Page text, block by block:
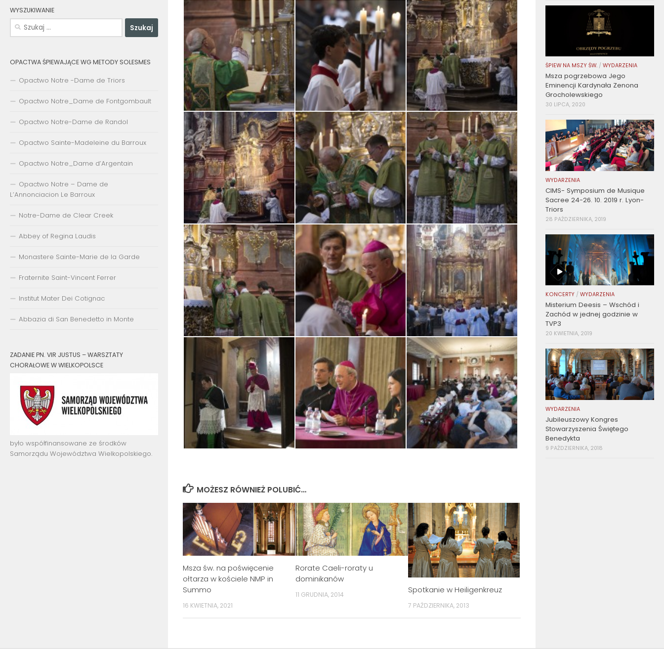
MOŻESZ RÓWNIEŻ POLUBIĆ…
Msza św. na poświęcenie
ołtarza w kościele NMP in
Summo
16 KWIETNIA, 2021
Rorate Caeli-roraty u
dominikanów
11 GRUDNIA, 2014 Spotkanie w Heiligenkreuz
7 PAŹDZIERNIKA, 2013
WYSZUKIWANIE
Szukaj:
OPACTWA ŚPIEWAJĄCE WG METODY SOLESMES
Opactwo Notre -Dame de Triors
Opactwo Notre_Dame de Fontgombault
Opactwo Notre-Dame de Randol
Opactwo Sainte-Madeleine du Barroux
Opactwo Notre_Dame d’Argentain
Opactwo Notre – Dame de
L’Annonciacion Le Barroux
Notre-Dame de Clear Creek
Abbey of Regina Laudis
Monastere Sainte-Marie de la Garde
Fraternite Saint-Vincent Ferrer
Institut Mater Dei Cotignac
Abbazia di San Benedetto in Monte
ZADANIE PN. VIR JUSTUS – WARSZTATY
CHORAŁOWE W WIELKOPOLSCE
było współfinansowane ze środków
Samorządu Województwa Wielkopolskiego.
ŚPIEW NA MSZY ŚW. / WYDARZENIA
Msza pogrzebowa Jego
Eminencji Kardynała Zenona
Grocholewskiego
30 LIPCA, 2020
WYDARZENIA
CIMS- Symposium de Musique
Sacree 24-26. 10. 2019 r. Lyon-
Triors
28 PAŹDZIERNIKA, 2019
KONCERTY / WYDARZENIA
Misterium Deesis – Wschód i
Zachód w jednej godzinie w
TVP3
20 KWIETNIA, 2019
WYDARZENIA
Jubileuszowy Kongres
Stowarzyszenia Świętego
Benedykta
9 PAŹDZIERNIKA, 2018